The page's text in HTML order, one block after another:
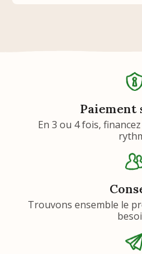
Paiement
En 3 ou 4 fois,
Trouvons ensemble le